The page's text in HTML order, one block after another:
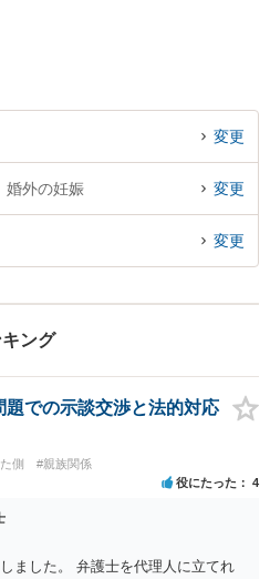
変更
婚外の妊娠 変更
変更
ング
での示談交渉と法的対応
側 #親族関係
役にたった 4
ました。 弁護士を代理人に立てれ